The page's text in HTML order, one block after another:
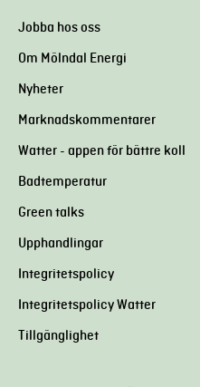
Jobba hos oss
Om Mölndal Energi
Nyheter
Marknadskommentarer
Watter - appen för bättre koll
Badtemperatur
Green talks
Upphandlingar
Integritetspolicy
Integritetspolicy Watter
Tillgänglighet